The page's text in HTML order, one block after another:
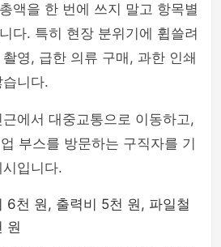
액을 한 번에 쓰지 말고 항목별
다. 특히 현장 분위기에 휩쓸려
영, 급한 의류 구매, 과한 인쇄
니다.
에서 대중교통으로 이동하고,
부스를 방문하는 구직자를 기
입니다.
6천 원, 출력비 5천 원, 파일철
원